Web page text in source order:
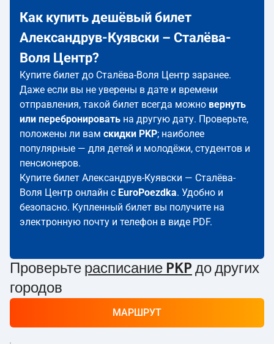
Как купить дешёвый билет
Александрув-Куявски – Сталёва-
Воля Центр?
Купите билет до Сталёва-Воля Центр заранее.
Даже если вы не уверены в дате и времени
отправления, такой билет всегда можно вернуть
или перебронировать на другую дату. Проверьте,
положены ли вам скидки PKP; наиболее
популярные — для детей и молодёжи, студентов и
пенсионеров.
Купите билет Александрув-Куявски — Сталёва-
Воля Центр онлайн с EuroPoezdka. Удобно и
безопасно. Купленный билет вы получите на
электронную почту и телефон в виде PDF.
Проверьте расписание PKP до других
городов
МАРШРУТ